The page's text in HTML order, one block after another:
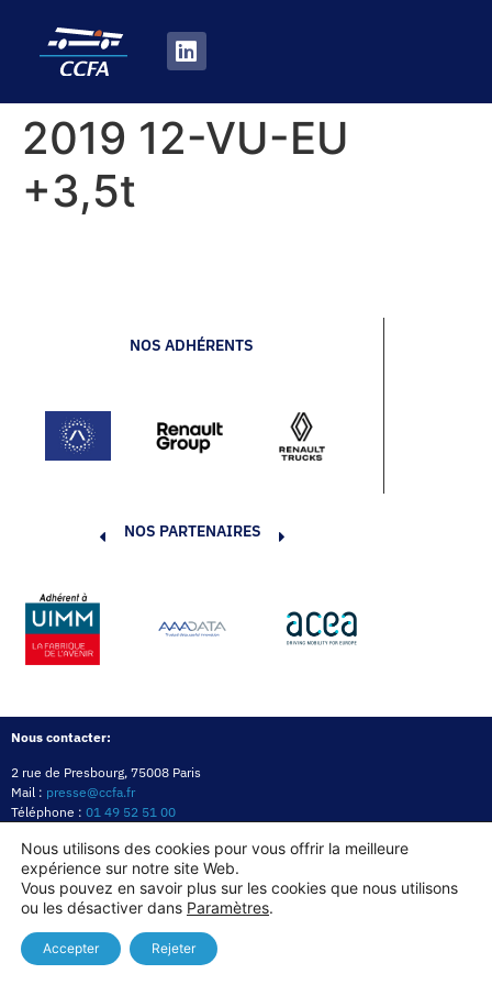
2019 12-VU-EU
+3,5t
NOS ADHÉRENTS
NOS PARTENAIRES
Nous contacter:
2 rue de Presbourg, 75008 Paris
Mail : presse@ccfa.fr
Téléphone : 01 49 52 51 00
Politique de confidentialitéMentions légales
Copyright© 2026
Nous utilisons des cookies pour vous offrir la meilleure
expérience sur notre site Web.
Vous pouvez en savoir plus sur les cookies que nous utilisons
ou les désactiver dans Paramètres.
Accepter Rejeter